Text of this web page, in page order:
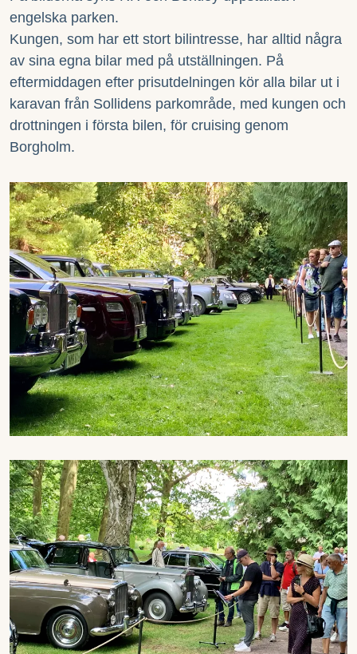
engelska parken.
Kungen, som har ett stort bilintresse, har alltid några
av sina egna bilar med på utställningen. På
eftermiddagen efter prisutdelningen kör alla bilar ut i
karavan från Sollidens parkområde, med kungen och
drottningen i första bilen, för cruising genom
Borgholm.